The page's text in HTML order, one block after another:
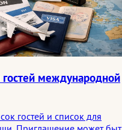
международной
гостей и список для